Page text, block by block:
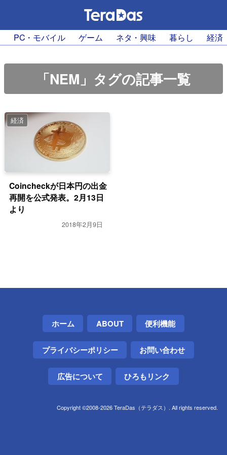
PC・モバイル ゲーム ネタ・興味 暮らし 経済
「NEM」タグの記事一覧
経済
Coincheckが日本円の出金
再開を公式発表。2月13日
より
2018年2月9日
ホーム ABOUT 便利機能
プライバシーポリシー お問い合わせ
広告について ひろもリンク
Copyright ©2008-2026 TeraDas（テラダス）. All rights reserved.